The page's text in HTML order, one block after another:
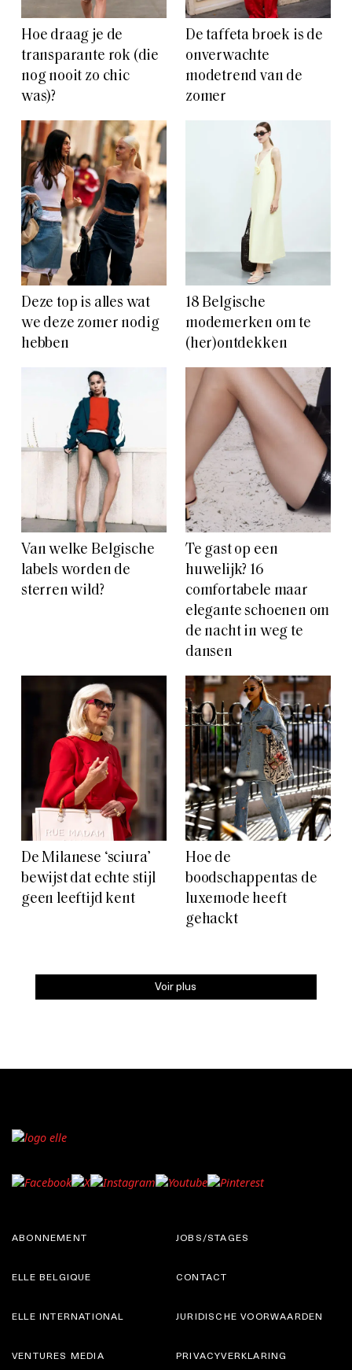
Hoe draag je de
transparante rok (die
nog nooit zo chic
was)?
De taffeta broek is de
onverwachte
modetrend van de
zomer
Deze top is alles wat
we deze zomer nodig
hebben
18 Belgische
modemerken om te
(her)ontdekken
Van welke Belgische
labels worden de
sterren wild?
Te gast op een
huwelijk? 16
comfortabele maar
elegante schoenen om
de nacht in weg te
dansen
De Milanese ‘sciura’
bewijst dat echte stijl
geen leeftijd kent
Hoe de
boodschappentas de
luxemode heeft
gehackt
Voir plus
ABONNEMENT
ELLE BELGIQUE
JOBS/STAGES
CONTACT
ELLE INTERNATIONAL
VENTURES MEDIA
JURIDISCHE VOORWAARDEN
PRIVACYVERKLARING